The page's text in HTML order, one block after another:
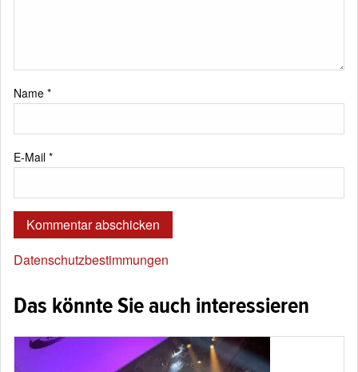
Name *
E-Mail *
Datenschutzbestimmungen
Das könnte Sie auch interessieren